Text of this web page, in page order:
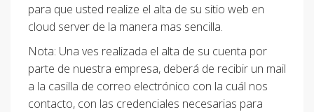
para que usted realize el alta de su sitio web en
cloud server de la manera mas sencilla.
Nota: Una ves realizada el alta de su cuenta por
parte de nuestra empresa, deberá de recibir un mail
a la casilla de correo electrónico con la cuál nos
contacto, con las credenciales necesarias para